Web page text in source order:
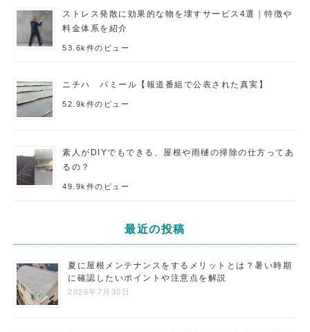
ストレス発散に効果的な物を壊すサービス4選｜特徴や
料金体系を紹介
53.6k件のビュー
ニチハ パミール【報道番組で公表された真実】
52.9k件のビュー
素人がDIYでもできる、屋根や雨樋の掃除の仕方ってあ
るの？
49.9k件のビュー
最近の投稿
夏に屋根メンテナンスをするメリットとは？暑い時期
に確認したいポイントや注意点を解説
2026年7月30日